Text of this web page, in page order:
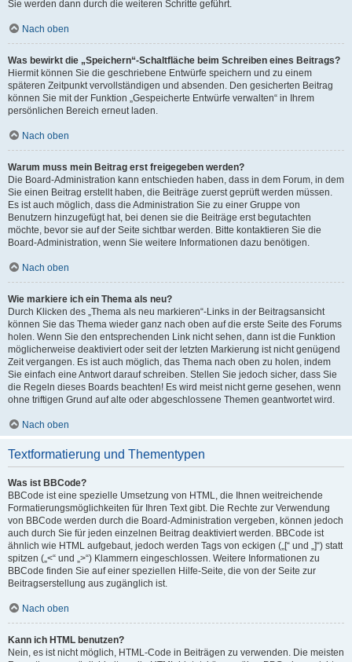
Sie werden dann durch die weiteren Schritte geführt.
Nach oben
Was bewirkt die „Speichern“-Schaltfläche beim Schreiben eines Beitrags?
Hiermit können Sie die geschriebene Entwürfe speichern und zu einem
späteren Zeitpunkt vervollständigen und absenden. Den gesicherten Beitrag
können Sie mit der Funktion „Gespeicherte Entwürfe verwalten“ in Ihrem
persönlichen Bereich erneut laden.
Nach oben
Warum muss mein Beitrag erst freigegeben werden?
Die Board-Administration kann entschieden haben, dass in dem Forum, in dem
Sie einen Beitrag erstellt haben, die Beiträge zuerst geprüft werden müssen.
Es ist auch möglich, dass die Administration Sie zu einer Gruppe von
Benutzern hinzugefügt hat, bei denen sie die Beiträge erst begutachten
möchte, bevor sie auf der Seite sichtbar werden. Bitte kontaktieren Sie die
Board-Administration, wenn Sie weitere Informationen dazu benötigen.
Nach oben
Wie markiere ich ein Thema als neu?
Durch Klicken des „Thema als neu markieren“-Links in der Beitragsansicht
können Sie das Thema wieder ganz nach oben auf die erste Seite des Forums
holen. Wenn Sie den entsprechenden Link nicht sehen, dann ist die Funktion
möglicherweise deaktiviert oder seit der letzten Markierung ist nicht genügend
Zeit vergangen. Es ist auch möglich, das Thema nach oben zu holen, indem
Sie einfach eine Antwort darauf schreiben. Stellen Sie jedoch sicher, dass Sie
die Regeln dieses Boards beachten! Es wird meist nicht gerne gesehen, wenn
ohne triftigen Grund auf alte oder abgeschlossene Themen geantwortet wird.
Nach oben
Textformatierung und Thementypen
Was ist BBCode?
BBCode ist eine spezielle Umsetzung von HTML, die Ihnen weitreichende
Formatierungsmöglichkeiten für Ihren Text gibt. Die Rechte zur Verwendung
von BBCode werden durch die Board-Administration vergeben, können jedoch
auch durch Sie für jeden einzelnen Beitrag deaktiviert werden. BBCode ist
ähnlich wie HTML aufgebaut, jedoch werden Tags von eckigen („[“ und „]“) statt
spitzen („<“ und „>“) Klammern eingeschlossen. Weitere Informationen zu
BBCode finden Sie auf einer speziellen Hilfe-Seite, die von der Seite zur
Beitragserstellung aus zugänglich ist.
Nach oben
Kann ich HTML benutzen?
Nein, es ist nicht möglich, HTML-Code in Beiträgen zu verwenden. Die meisten